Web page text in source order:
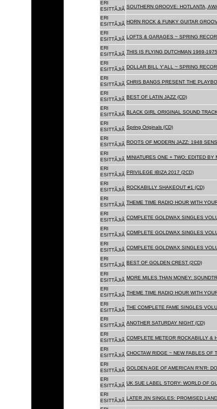
ERI
ESITTÃJIÃ SOUTHERN GROOVE: HOTLANTA,
ERI
ESITTÃJIÃ HORN ROCK & FUNKY GUITAR
ERI
ESITTÃJIÃ LOFTS & GARAGES ~ SPRING
ERI
ESITTÃJIÃ THIS IS FLYING DUTCHMAN 1969-
ERI
ESITTÃJIÃ DOLLAR BILL Y'ALL ~ SPRING
ERI
ESITTÃJIÃ CHRIS BANGS PRESENT THE
ERI
ESITTÃJIÃ BEST OF LATIN JAZZ (CD)
ERI
ESITTÃJIÃ BLACK GIRL ORIGINAL SOUND
ERI
ESITTÃJIÃ Spring Originals (CD)
ERI
ESITTÃJIÃ ROOTS OF MODERN JAZZ: 1948
ERI
ESITTÃJIÃ MINIATURES ONE + TWO: EDITED BY
ERI
ESITTÃJIÃ PRIVILEGE IBIZA 2017 (2CD)
ERI
ESITTÃJIÃ ROCKABILLY SHAKEOUT #1 (CD)
ERI
ESITTÃJIÃ THEME TIME RADIO HOUR WITH
ERI
ESITTÃJIÃ COMPLETE GOLDWAX SINGLES
ERI
ESITTÃJIÃ COMPLETE GOLDWAX SINGLES
ERI
ESITTÃJIÃ COMPLETE GOLDWAX SINGLES
ERI
ESITTÃJIÃ BEST OF GOLDEN CREST (2CD)
ERI
ESITTÃJIÃ MORE MILES THAN MONEY:
ERI
ESITTÃJIÃ THEME TIME RADIO HOUR WITH
ERI
ESITTÃJIÃ
THE COMPLETE FAME SINGLES
ERI
ESITTÃJIÃ ANOTHER SATURDAY NIGHT (CD)
ERI
ESITTÃJIÃ COMPLETE METEOR ROCKABILLY &
ERI
ESITTÃJIÃ CHOCTAW RIDGE ~ NEW FABLES OF
ERI
ESITTÃJIÃ GOLDEN AGE OF AMERICAN R'N'R:
ERI
ESITTÃJIÃ UK SUE LABEL STORY: WORLD OF
ERI
ESITTÃJIÃ LATER JIN SINGLES: PROMISED